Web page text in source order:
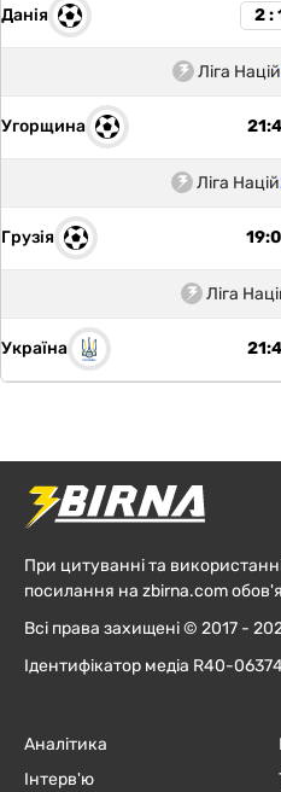
Данія 2 :
Ліга Націй
Угорщина
Ліга Націй
Грузія
Ліга
Україна
При цитуванні та
посилання на zbirna.com
Всі права захищені © 2017 -
Ідентифікатор медіа R40-
Аналітика
Інтерв'ю